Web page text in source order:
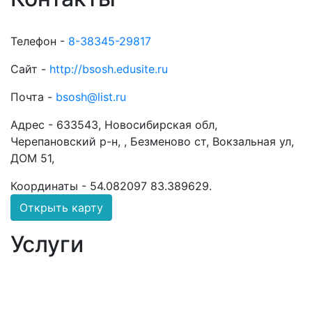
Телефон - 8-38345-29817
Сайт - http://bsosh.edusite.ru
Почта - bsosh@list.ru
Адрес - 633543, Новосибирская обл,
Черепановский р-н, , Безменово ст, Вокзальная ул,
ДОМ 51,
Координаты - 54.082097 83.389629.
Открыть карту
Услуги